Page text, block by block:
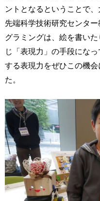
ントとなるということで
先端科学技術研究センタ
グラミングは、絵を書い
じ「表現力」の手段にな
する表現力をぜひこの機
た。